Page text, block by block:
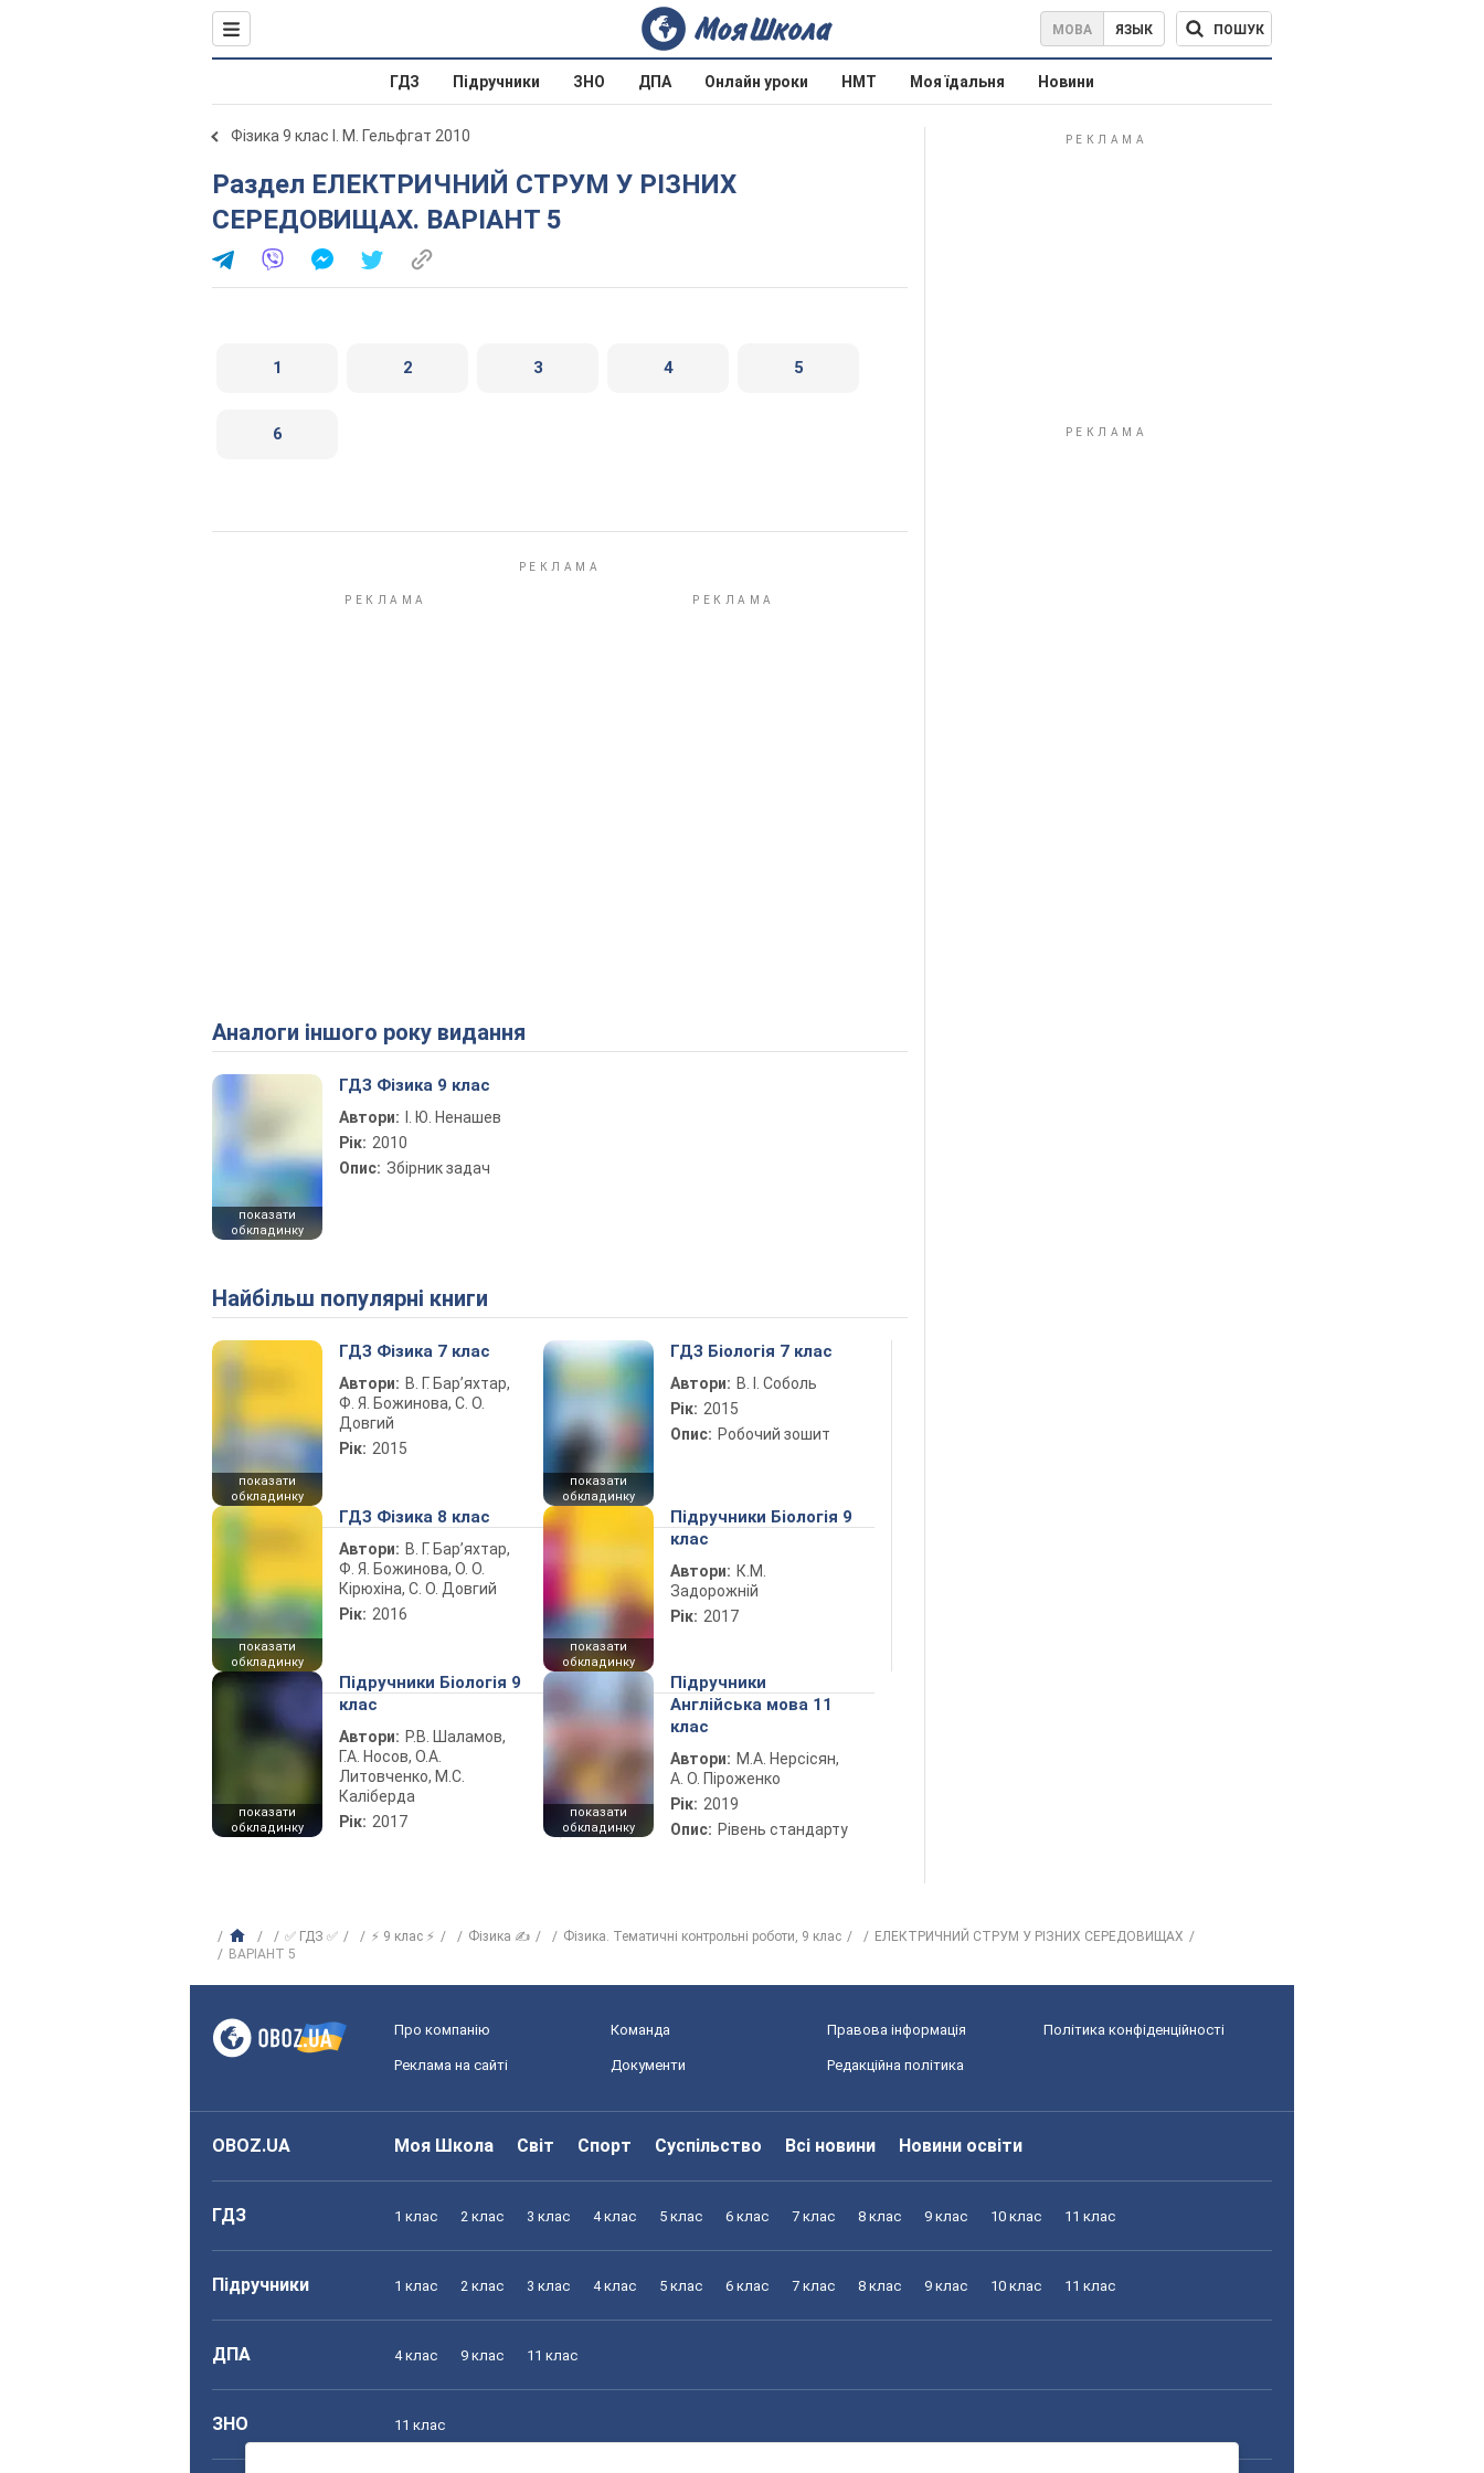
МОВА ЯЗЫК ПОШУК
ГДЗ Підручники ЗНО ДПА Онлайн уроки НМТ Моя їдальня Новини
Фізика 9 клас І. М. Гельфгат 2010
Раздел ЕЛЕКТРИЧНИЙ СТРУМ У РIЗНИХ
СЕРЕДОВИЩАХ. ВАРIАНТ 5
1 2 3 4 5
6
Аналоги іншого року видання
показати
обкладинку
ГДЗ Фізика 9 клас
Автори:
І. Ю. Ненашев
Рік: 2010
Опис: Збірник задач
Найбільш популярні книги
показати
обкладинку
ГДЗ Фізика 7 клас
Автори: В. Г. Бар’яхтар,
Ф. Я. Божинова, С. О.
Довгий
Рік: 2015
показати
обкладинку
ГДЗ Біологія 7 клас
Автори: В. І. Соболь
Рік: 2015
Опис: Робочий зошит
показати
обкладинку
ГДЗ Фізика 8 клас
Автори: В. Г. Бар’яхтар,
Ф. Я. Божинова, О. О.
Кірюхіна, С. О. Довгий
Рік: 2016
показати
обкладинку
Підручники Біологія 9
клас
Автори: К.М.
Задорожній
Рік: 2017
показати
обкладинку
Підручники Біологія 9
клас
Автори: Р.В. Шаламов,
Г.А. Носов, О.А.
Литовченко, М.С.
Каліберда
Рік: 2017
показати
обкладинку
Підручники
Англійська мова 11
клас
Автори: М.А. Нерсісян,
А. О. Піроженко
Рік: 2019
Опис: Рівень стандарту
✅ ГДЗ ✅ ⚡ 9 клас ⚡ Фізика ✍ Фізика. Тематичні контрольні роботи, 9 клас
ЕЛЕКТРИЧНИЙ СТРУМ У РIЗНИХ СЕРЕДОВИЩАХ
ВАРIАНТ 5
Про компанію Команда Правова інформація Політика конфіденційності
Реклама на сайті Документи Редакційна політика
OBOZ.UA Моя Школа Світ Спорт Суспільство Всі новини Новини освіти
ГДЗ 1 клас 2 клас 3 клас 4 клас 5 клас 6 клас 7 клас 8 клас 9 клас 10 клас 11 клас
Підручники 1 клас 2 клас 3 клас 4 клас 5 клас 6 клас 7 клас 8 клас 9 клас 10 клас 11 клас
ДПА 4 клас 9 клас 11 клас
ЗНО 11 клас